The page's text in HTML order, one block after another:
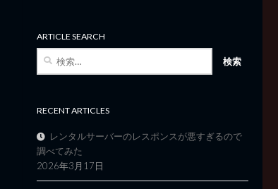
ARTICLE SEARCH
RECENT ARTICLES
レンタルサーバーのレスポンスが悪すぎるので
調べてみた
2026年3月17日